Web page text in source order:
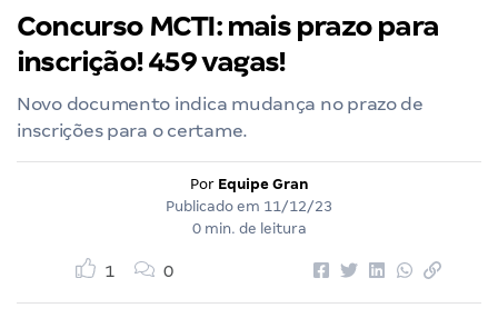
Concurso MCTI: mais prazo para
inscrição! 459 vagas!
Novo documento indica mudança no prazo de
inscrições para o certame.
Por Equipe Gran
Publicado em 11/12/23
0 min. de leitura
1 0